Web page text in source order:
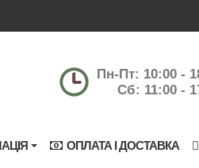
Пн-Пт: 10:00 -
Сб: 11:00 -
ОПЛАТА І ДОСТАВКА